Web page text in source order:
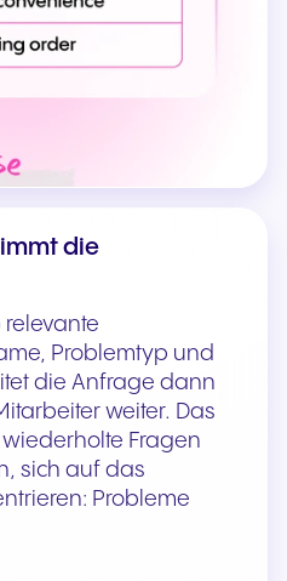
die
relevante
Problemtyp und
die Anfrage dann
weiter. Das
Fragen
sich auf das
Probleme